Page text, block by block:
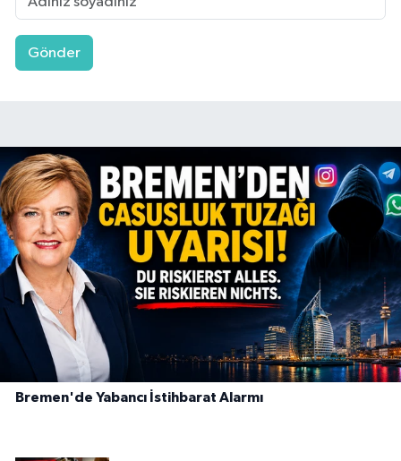
Gönder
Bremen'de Yabancı İstihbarat Alarmı